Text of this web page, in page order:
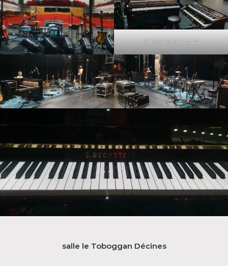
C.Bechstein A 114
salle le Toboggan Décines